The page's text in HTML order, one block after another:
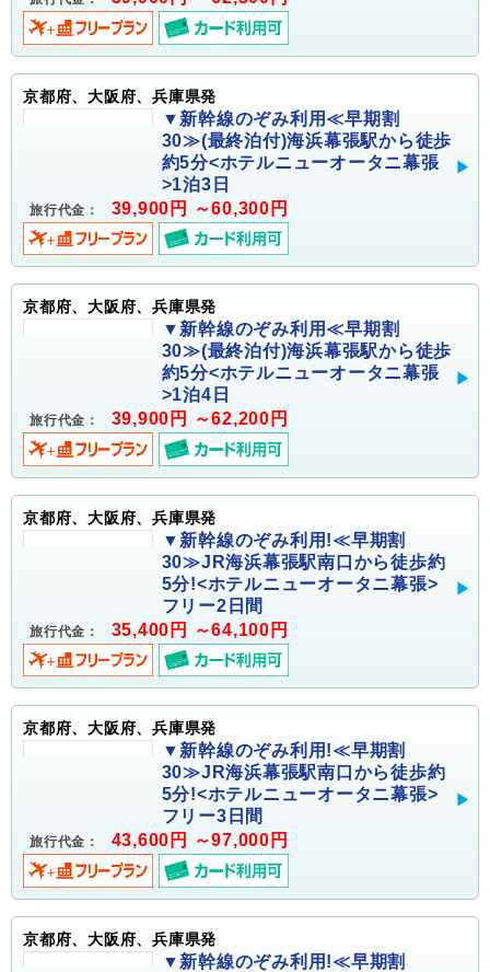
京都府、大阪府、兵庫県発
▼新幹線のぞみ利用≪早期割
30≫(最終泊付)海浜幕張駅から徒歩
約5分<ホテルニューオータニ幕張
>1泊3日
旅行代金： 39,900円 ～60,300円
京都府、大阪府、兵庫県発
▼新幹線のぞみ利用≪早期割
30≫(最終泊付)海浜幕張駅から徒歩
約5分<ホテルニューオータニ幕張
>1泊4日
旅行代金： 39,900円 ～62,200円
京都府、大阪府、兵庫県発
▼新幹線のぞみ利用!≪早期割
30≫JR海浜幕張駅南口から徒歩約
5分!<ホテルニューオータニ幕張>
フリー2日間
旅行代金： 35,400円 ～64,100円
京都府、大阪府、兵庫県発
▼新幹線のぞみ利用!≪早期割
30≫JR海浜幕張駅南口から徒歩約
5分!<ホテルニューオータニ幕張>
フリー3日間
旅行代金： 43,600円 ～97,000円
京都府、大阪府、兵庫県発
▼新幹線のぞみ利用!≪早期割